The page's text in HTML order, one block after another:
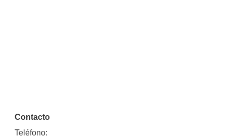
Contacto
Teléfono: